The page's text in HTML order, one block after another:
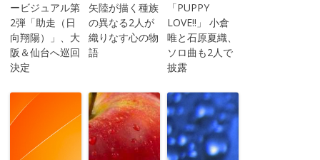
ービジュアル第
2弾「助走（日
向翔陽）」、大
阪＆仙台へ巡回
決定
矢陸が描く種族
の異なる2人が
織りなす心の物
語
「PUPPY
LOVE!!」 小倉
唯と石原夏織、
ソロ曲も2人で
披露